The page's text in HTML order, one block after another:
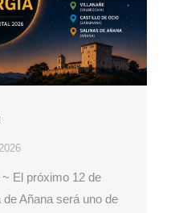
El próximo 12 de
Añana será uno de